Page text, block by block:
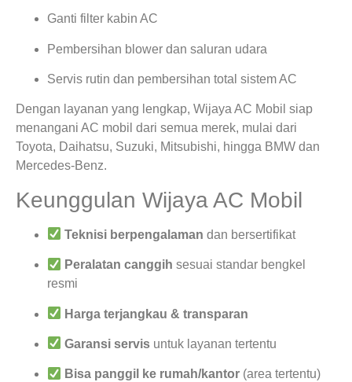
Ganti filter kabin AC
Pembersihan blower dan saluran udara
Servis rutin dan pembersihan total sistem AC
Dengan layanan yang lengkap, Wijaya AC Mobil siap
menangani AC mobil dari semua merek, mulai dari
Toyota, Daihatsu, Suzuki, Mitsubishi, hingga BMW dan
Mercedes-Benz.
Keunggulan Wijaya AC Mobil
Teknisi berpengalaman dan bersertifikat
Peralatan canggih sesuai standar bengkel
resmi
Harga terjangkau & transparan
Garansi servis untuk layanan tertentu
Bisa panggil ke rumah/kantor (area tertentu)